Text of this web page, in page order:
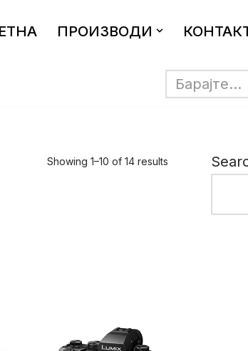
ПРОИЗВОДИ
Showing 1–10 of 14 results